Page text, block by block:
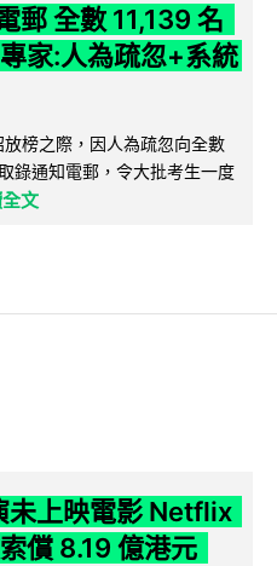
郵 全數 11,139 名
家:人為疏忽+系統
榜之際，因人為疏忽向全數
錄通知電郵，令大批考生一度
文
上映電影 Netflix
償 8.19 億港元